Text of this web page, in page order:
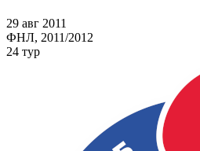
29 авг 2011
ФНЛ, 2011/2012
24 тур